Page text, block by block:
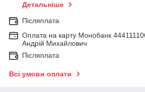
Детальніше
Післяплата
Оплата на карту Монобанк
Андрій Михайлович
Післяплата
Всі умови оплати